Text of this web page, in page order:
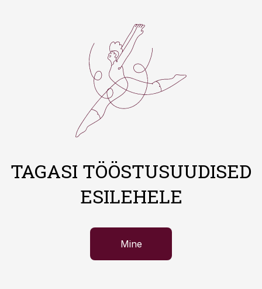
TAGASI TÖÖSTUSUUDISED
ESILEHELE
Mine